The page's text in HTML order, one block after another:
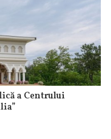
a Centrului